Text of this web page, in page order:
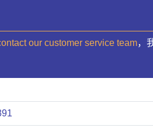
our customer service team，